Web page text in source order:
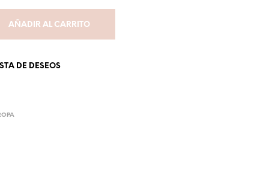
AÑADIR AL CARRITO
DE DESEOS